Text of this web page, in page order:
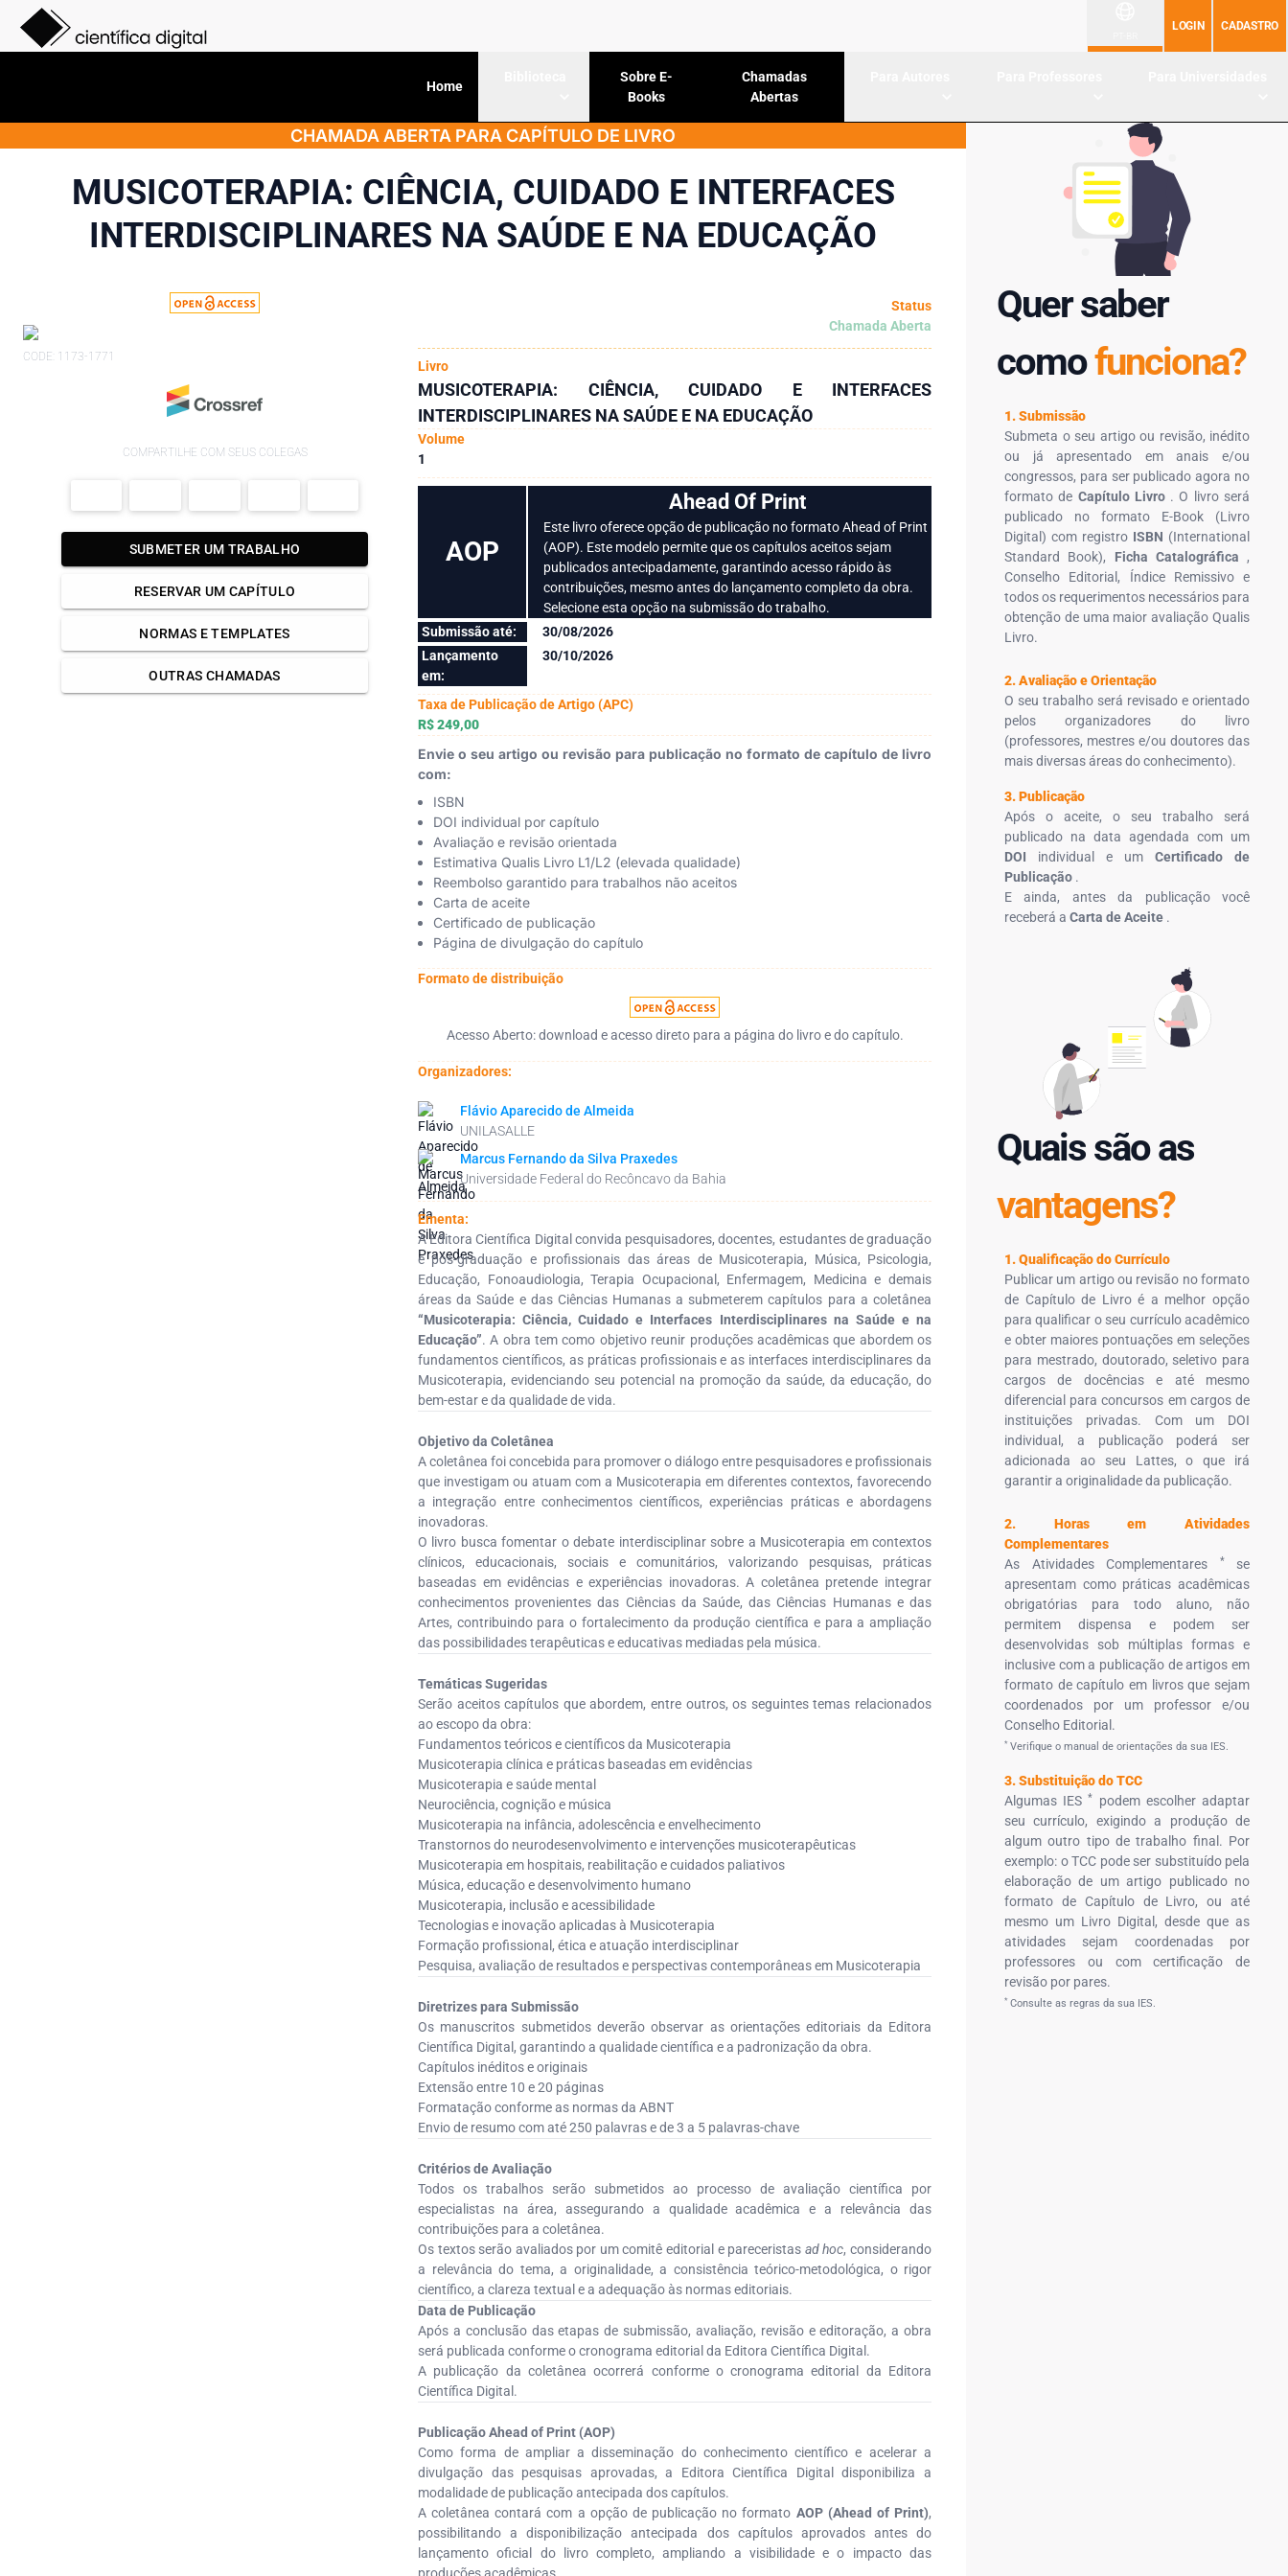
LOGIN CADASTRO
Home
Sobre E-
Books
Chamadas
Abertas
CHAMADA ABERTA PARA CAPÍTULO DE LIVRO
MUSICOTERAPIA: CIÊNCIA, CUIDADO E INTERFACES
INTERDISCIPLINARES NA SAÚDE E NA EDUCAÇÃO
CODE: 1173-1771
COMPARTILHE COM SEUS COLEGAS
SUBMETER UM TRABALHO
RESERVAR UM CAPÍTULO
NORMAS E TEMPLATES
OUTRAS CHAMADAS
Status
Chamada Aberta
Livro
MUSICOTERAPIA: CIÊNCIA, CUIDADO E INTERFACES
INTERDISCIPLINARES NA SAÚDE E NA EDUCAÇÃO
Volume
1
AOP
Ahead Of Print
Este livro oferece opção de publicação no formato Ahead of Print
(AOP). Este modelo permite que os capítulos aceitos sejam
publicados antecipadamente, garantindo acesso rápido às
contribuições, mesmo antes do lançamento completo da obra.
Selecione esta opção na submissão do trabalho.
Submissão até:
30/08/2026
Lançamento
em:
30/10/2026
Taxa de Publicação de Artigo (APC)
R$ 249,00
Envie o seu artigo ou revisão para publicação no formato de capítulo de livro
com:
ISBN
DOI individual por capítulo
Avaliação e revisão orientada
Estimativa Qualis Livro L1/L2 (elevada qualidade)
Reembolso garantido para trabalhos não aceitos
Carta de aceite
Certificado de publicação
Página de divulgação do capítulo
Formato de distribuição
Acesso Aberto: download e acesso direto para a página do livro e do capítulo.
Organizadores:
Flávio Aparecido de Almeida
UNILASALLE
Marcus Fernando da Silva Praxedes
Universidade Federal do Recôncavo da Bahia
Ementa:
A Editora Científica Digital convida pesquisadores, docentes, estudantes de graduação
e pós-graduação e profissionais das áreas de Musicoterapia, Música, Psicologia,
Educação, Fonoaudiologia, Terapia Ocupacional, Enfermagem, Medicina e demais
áreas da Saúde e das Ciências Humanas a submeterem capítulos para a coletânea
“Musicoterapia: Ciência, Cuidado e Interfaces Interdisciplinares na Saúde e na
Educação”. A obra tem como objetivo reunir produções acadêmicas que abordem os
fundamentos científicos, as práticas profissionais e as interfaces interdisciplinares da
Musicoterapia, evidenciando seu potencial na promoção da saúde, da educação, do
bem-estar e da qualidade de vida.
Objetivo da Coletânea
A coletânea foi concebida para promover o diálogo entre pesquisadores e profissionais
que investigam ou atuam com a Musicoterapia em diferentes contextos, favorecendo
a integração entre conhecimentos científicos, experiências práticas e abordagens
inovadoras.
O livro busca fomentar o debate interdisciplinar sobre a Musicoterapia em contextos
clínicos, educacionais, sociais e comunitários, valorizando pesquisas, práticas
baseadas em evidências e experiências inovadoras. A coletânea pretende integrar
conhecimentos provenientes das Ciências da Saúde, das Ciências Humanas e das
Artes, contribuindo para o fortalecimento da produção científica e para a ampliação
das possibilidades terapêuticas e educativas mediadas pela música.
Temáticas Sugeridas
Serão aceitos capítulos que abordem, entre outros, os seguintes temas relacionados
ao escopo da obra:
Fundamentos teóricos e científicos da Musicoterapia
Musicoterapia clínica e práticas baseadas em evidências
Musicoterapia e saúde mental
Neurociência, cognição e música
Musicoterapia na infância, adolescência e envelhecimento
Transtornos do neurodesenvolvimento e intervenções musicoterapêuticas
Musicoterapia em hospitais, reabilitação e cuidados paliativos
Música, educação e desenvolvimento humano
Musicoterapia, inclusão e acessibilidade
Tecnologias e inovação aplicadas à Musicoterapia
Formação profissional, ética e atuação interdisciplinar
Pesquisa, avaliação de resultados e perspectivas contemporâneas em Musicoterapia
Diretrizes para Submissão
Os manuscritos submetidos deverão observar as orientações editoriais da Editora
Científica Digital, garantindo a qualidade científica e a padronização da obra.
Capítulos inéditos e originais
Extensão entre 10 e 20 páginas
Formatação conforme as normas da ABNT
Envio de resumo com até 250 palavras e de 3 a 5 palavras-chave
Critérios de Avaliação
Todos os trabalhos serão submetidos ao processo de avaliação científica por
especialistas na área, assegurando a qualidade acadêmica e a relevância das
contribuições para a coletânea.
Os textos serão avaliados por um comitê editorial e pareceristas ad hoc, considerando
a relevância do tema, a originalidade, a consistência teórico-metodológica, o rigor
científico, a clareza textual e a adequação às normas editoriais.
Data de Publicação
Após a conclusão das etapas de submissão, avaliação, revisão e editoração, a obra
será publicada conforme o cronograma editorial da Editora Científica Digital.
A publicação da coletânea ocorrerá conforme o cronograma editorial da Editora
Científica Digital.
Publicação Ahead of Print (AOP)
Como forma de ampliar a disseminação do conhecimento científico e acelerar a
divulgação das pesquisas aprovadas, a Editora Científica Digital disponibiliza a
modalidade de publicação antecipada dos capítulos.
A coletânea contará com a opção de publicação no formato AOP (Ahead of Print),
possibilitando a disponibilização antecipada dos capítulos aprovados antes do
lançamento oficial do livro completo, ampliando a visibilidade e o impacto das
Quer saber
comofunciona?
1. Submissão
Submeta o seu artigo ou revisão, inédito
ou já apresentado em anais e/ou
congressos, para ser publicado agora no
formato de Capítulo Livro. O livro será
publicado no formato E-Book (Livro
Digital) com registro ISBN (International
Standard Book), Ficha Catalográfica ,
Conselho Editorial, Índice Remissivo e
todos os requerimentos necessários para
obtenção de uma maior avaliação Qualis
Livro.
2. Avaliação e Orientação
O seu trabalho será revisado e orientado
pelos organizadores do livro
(professores, mestres e/ou doutores das
mais diversas áreas do conhecimento).
3. Publicação
Após o aceite, o seu trabalho será
publicado na data agendada com um
DOI individual e um Certificado de
Publicação .
E ainda, antes da publicação você
receberá a Carta de Aceite .
Quais são as
vantagens?
1. Qualificação do Currículo
Publicar um artigo ou revisão no formato
de Capítulo de Livro é a melhor opção
para qualificar o seu currículo acadêmico
e obter maiores pontuações em seleções
para mestrado, doutorado, seletivo para
cargos de docências e até mesmo
diferencial para concursos em cargos de
instituições privadas. Com um DOI
individual, a publicação poderá ser
adicionada ao seu Lattes, o que irá
garantir a originalidade da publicação.
2. Horas em Atividades
Complementares
As Atividades Complementares
*se
apresentam como práticas acadêmicas
obrigatórias para todo aluno, não
permitem dispensa e podem ser
desenvolvidas sob múltiplas formas e
inclusive com a publicação de artigos em
formato de capítulo em livros que sejam
coordenados por um professor e/ou
Conselho Editorial.
*Verifique o manual de orientações da sua IES.
3. Substituição do TCC
Algumas IES*
podem escolher adaptar
seu currículo, exigindo a produção de
algum outro tipo de trabalho final. Por
exemplo: o TCC pode ser substituído pela
elaboração de um artigo publicado no
formato de Capítulo de Livro, ou até
mesmo um Livro Digital, desde que as
atividades sejam coordenadas por
professores ou com certificação de
revisão por pares.
*Consulte as regras da sua IES.